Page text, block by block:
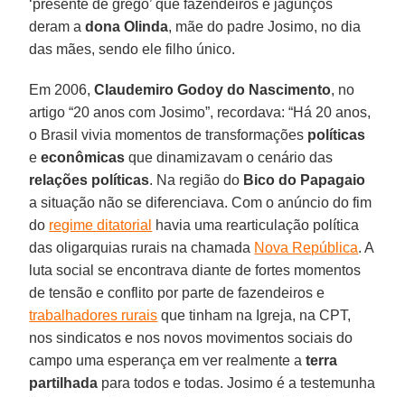
‘presente de grego’ que fazendeiros e jagunços
deram adona Olinda, mãe do padre Josimo, no dia
das mães, sendo ele filho único.
Em 2006,Claudemiro Godoy do Nascimento, no
artigo “20 anos com Josimo”, recordava: “Há 20 anos,
o Brasil vivia momentos de transformações políticas
eeconômicas que dinamizavam o cenário das
relações políticas. Na região do Bico do Papagaio
a situação não se diferenciava. Com o anúncio do fim
do regime ditatorial
havia uma rearticulação política
das oligarquias rurais na chamada Nova República. A
luta social se encontrava diante de fortes momentos
de tensão e conflito por parte de fazendeiros e
trabalhadores rurais que tinham na Igreja, na CPT,
nos sindicatos e nos novos movimentos sociais do
campo uma esperança em ver realmente aterra
partilhada para todos e todas. Josimo é a testemunha